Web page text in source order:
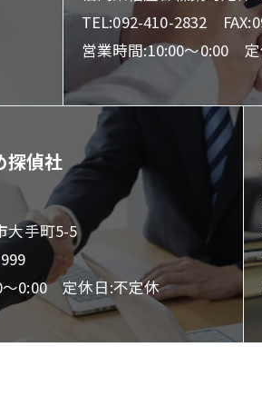
TEL:092-410-2832
営業時間:10:00～0:00
探偵社
大手町5-5
～0:00 定休日:不定休